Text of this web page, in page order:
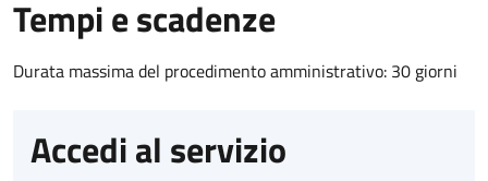
Tempi e scadenze
Durata massima del procedimento amministrativo: 30 giorni
Accedi al servizio